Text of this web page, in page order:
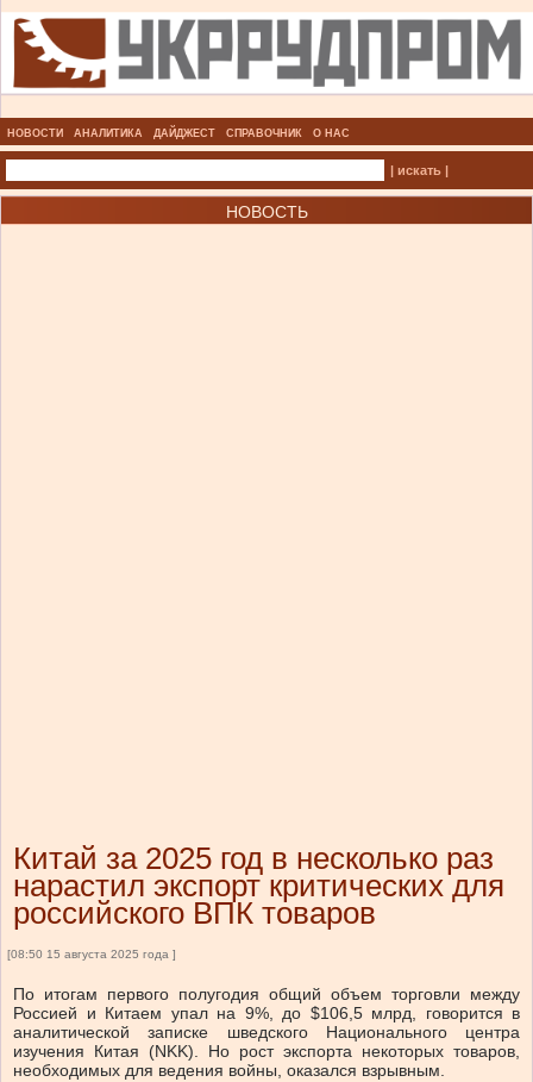
НОВОСТИ АНАЛИТИКА ДАЙДЖЕСТ СПРАВОЧНИК О НАС
| искать |
НОВОСТЬ
Китай за 2025 год в несколько раз
нарастил экспорт критических для
российского ВПК товаров
[08:50 15 августа 2025 года ]
По итогам первого полугодия общий объем торговли между
Россией и Китаем упал на 9%, до $106,5 млрд, говорится в
аналитической записке шведского Национального центра
изучения Китая (NKK). Но рост экспорта некоторых товаров,
необходимых для ведения войны, оказался взрывным.